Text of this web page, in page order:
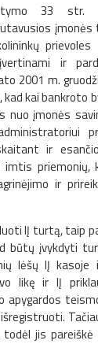
33 str.
prievoles
ir
2001 m.
kai bankroto
įmonės
ir
imtis
ir
IĮ turtą, taip
būtų įvykdyti
lėšų IĮ
likę ir IĮ
apygardos
jis pareiškė